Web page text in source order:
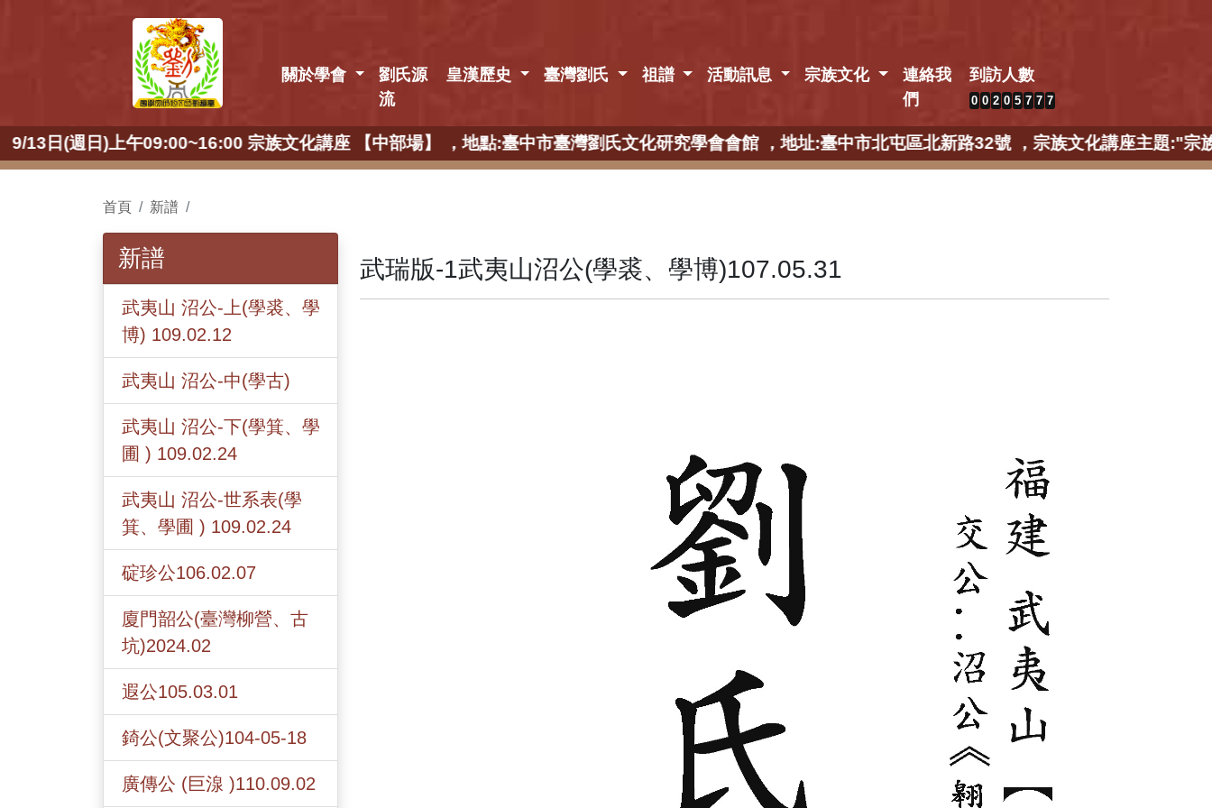
關於學會
劉氏源
流
皇漢歷史 臺灣劉氏 祖譜 活動訊息 宗族文化
連絡我
們
到訪人數
0 0 2 0 5 7 7 7
(週日)上午09:00~16:00 宗族文化講座 【中部場】 ，地點:臺中市臺灣劉氏文化研究學會會館 ，地址:臺中市北屯區北新路32號 ，宗族文化講座主題:"宗族文
首頁 新譜
新譜
武夷山 沼公-上(學裘、學
博) 109.02.12
武夷山 沼公-中(學古)
武夷山 沼公-下(學箕、學
圃 ) 109.02.24
武夷山 沼公-世系表(學
箕、學圃 ) 109.02.24
碇珍公106.02.07
廈門韶公(臺灣柳營、古
坑)2024.02
遐公105.03.01
錡公(文聚公)104-05-18
廣傳公 (巨湶 )110.09.02
武瑞版-1武夷山沼公(學裘、學博)107.05.31